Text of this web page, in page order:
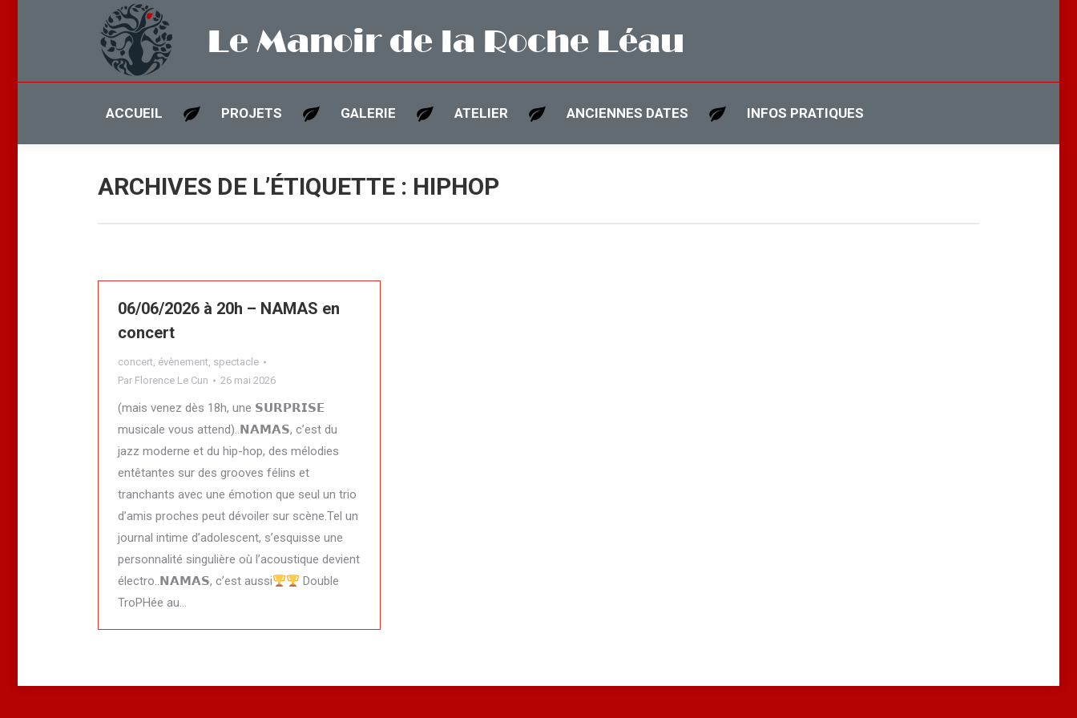
Le Manoir de la Roche Léau
ACCUEIL PROJETS GALERIE ATELIER ANCIENNES DATES INFOS PRATIQUES
ARCHIVES DE L’ÉTIQUETTE : HIPHOP
06/06/2026 à 20h – NAMAS en
concert
concert, évènement, spectacle
Par Florence Le Cun 26 mai 2026
(mais venez dès 18h, une 𝗦𝗨𝗥𝗣𝗥𝗜𝗦𝗘
musicale vous attend)..𝗡𝗔𝗠𝗔𝗦, c’est du
jazz moderne et du hip-hop, des mélodies
entêtantes sur des grooves félins et
tranchants avec une émotion que seul un trio
d’amis proches peut dévoiler sur scène.Tel un
journal intime d’adolescent, s’esquisse une
personnalité singulière où l’acoustique devient
électro..𝗡𝗔𝗠𝗔𝗦, c’est aussi
Double
TroPHée au…